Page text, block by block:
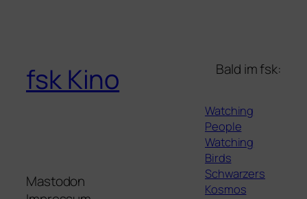
fsk Kino
Mastodon
Bald im fsk:
Watching
People
Watching
Birds
Schwarzers
Kosmos